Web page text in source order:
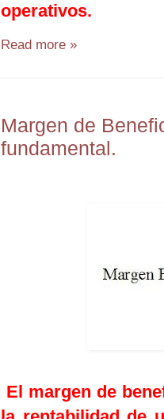
operativos.
Read more »
Margen de
fundamental.
El margen de